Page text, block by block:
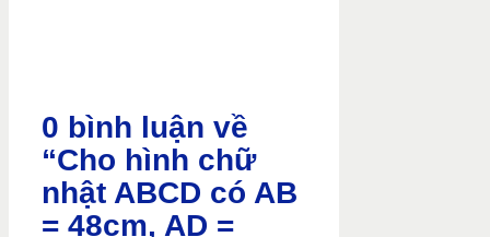
0 bình luận về
“Cho hình chữ
nhật ABCD có AB
= 48cm, AD =